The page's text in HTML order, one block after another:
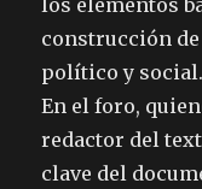
construcción
político y social.
En el foro,
redactor del
clave del